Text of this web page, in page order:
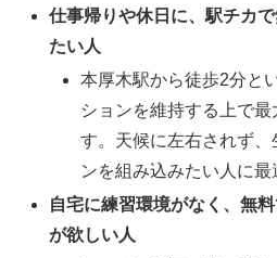
仕事帰りや休日に、駅チカ
たい人
本厚木駅から徒歩2分と
ションを維持する上で
す。天候に左右されず
ンを組み込みたい人に最
自宅に練習環境がなく、無
が欲しい人